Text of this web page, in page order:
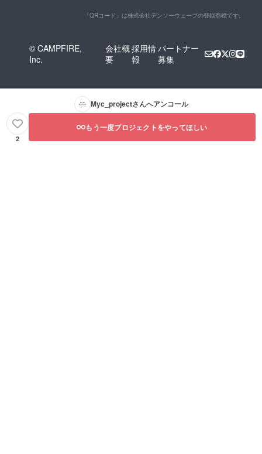
「QRコード」は株式会社デンソーウェーブの登録商標です。
© CAMPFIRE,
Inc.
会社概
要
採用情
報
パートナー
募集
Myc_projectさんへアンコール
2
もう一度プロジェクトをやってほしい